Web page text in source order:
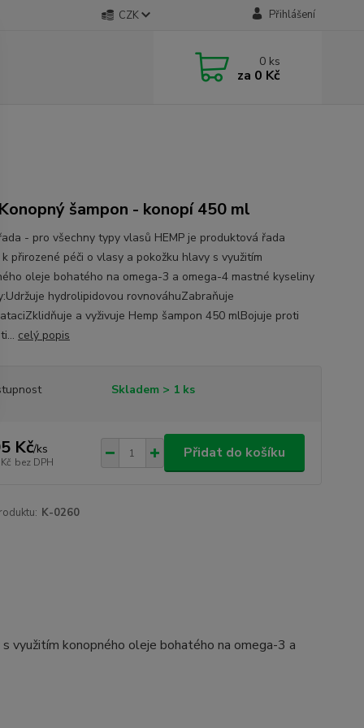
CZK Přihlášení
0 ks
za 0 Kč
šampon - konopí 450 ml
- pro všechny typy vlasů HEMP je produktová řada
přirozené péči o vlasy a pokožku hlavy s využitím
oleje bohatého na omega-3 a omega-4 mastné kyseliny
hydrolipidovou rovnováhuZabraňuje
a vyživuje Hemp šampon 450 mlBojuje proti
celý popis
Skladem > 1 ks
Kč/ks
bez DPH
Přidat do košíku
K-0260
využitím konopného oleje bohatého na omega-3 a